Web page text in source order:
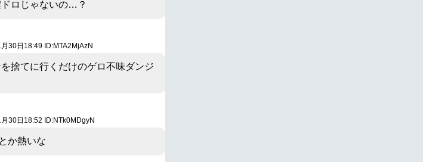
ロじゃないの…？
30日18:49 ID:MTA2MjAzN
捨てに行くだけのゲロ不味ダンジ
30日18:52 ID:NTk0MDgyN
か熱いな